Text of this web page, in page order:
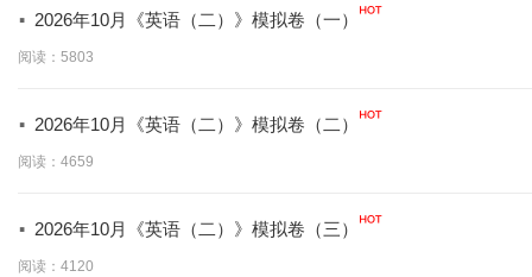
· 2026年10月《英语（二）》模拟卷（一）
阅读：5803
· 2026年10月《英语（二）》模拟卷（二）
阅读：4659
· 2026年10月《英语（二）》模拟卷（三）
阅读：4120